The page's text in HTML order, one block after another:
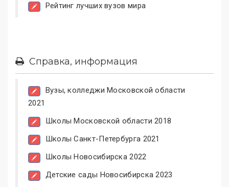
Рейтинг лучших вузов мира
Справка, информация
Вузы, колледжи Московской области
2021
Школы Московской области 2018
Школы Санкт-Петербурга 2021
Школы Новосибирска 2022
Детские сады Новосибирска 2023